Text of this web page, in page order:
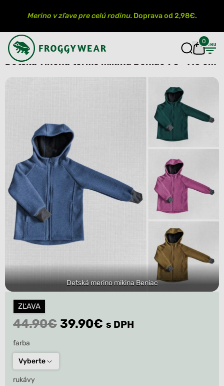
Merino v zľave pre celú rodinu. Doprava od 2,98€.
0
Detská vlnená termo mikina Beniac 98 -116 cm
Detská merino mikina Beniac
ZĽAVA
44.90€ Original
39.90€ Current
s DPH
farba
Vyberte
rukávy